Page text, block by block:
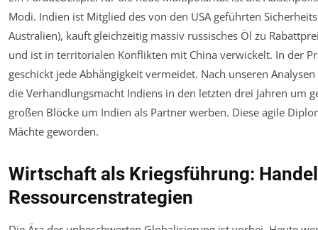
Modi. Indien ist Mitglied des von den USA geführten
Australien), kauft gleichzeitig massiv russisches Öl zu
und ist in territorialen Konflikten mit China verwickelt. In der
geschickt jede Abhängigkeit vermeidet. Nach unseren
die Verhandlungsmacht Indiens in den letzten drei Jahren um
großen Blöcke um Indien als Partner werben. Diese agile
Mächte geworden.
Wirtschaft als Kriegsführung:
Ressourcenstrategien